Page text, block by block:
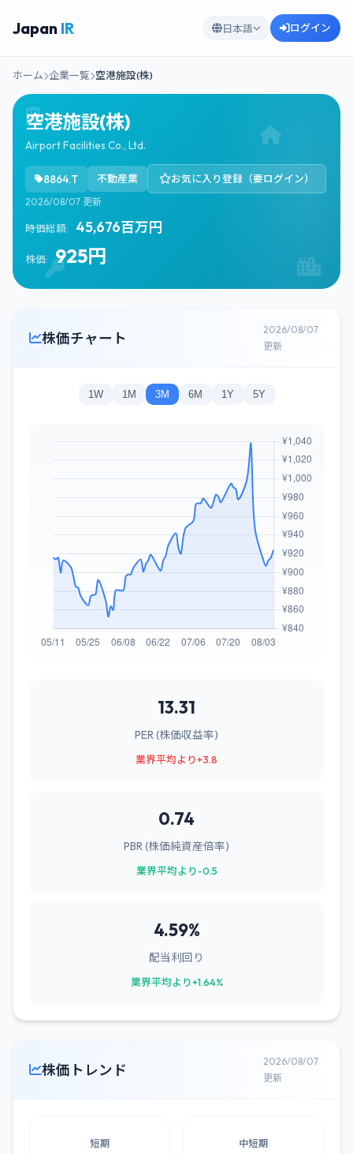
Japan IR 日本語 ログイン
ホーム 企業一覧 空港施設(株)
空港施設(株)
Airport Facilities Co., Ltd.
8864.T 不動産業 お気に入り登録（要ログイン）
2026/08/07 更新
時価総額: 45,676百万円
株価: 925円
株価チャート
2026/08/07
更新
1W 1M 3M 6M 1Y 5Y
13.31
PER (株価収益率)
業界平均より+3.8
0.74
PBR (株価純資産倍率)
業界平均より-0.5
4.59%
配当利回り
業界平均より+1.64%
株価トレンド
2026/08/07
更新
短期 中短期